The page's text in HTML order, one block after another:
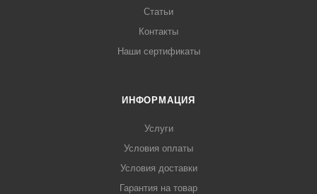
Статьи
Контакты
Наши сертификаты
ИНФОРМАЦИЯ
Услуги
Условия оплаты
Условия доставки
Гарантия на товар